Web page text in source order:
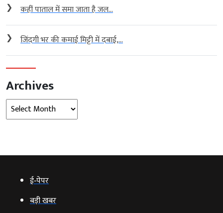
❯ कहीं पाताल में समा जाता है जल...
❯ जिंदगी भर की कमाई मिट्टी में दबाई,...
Archives
Archives
ई‑पेपर
बड़ी खबर